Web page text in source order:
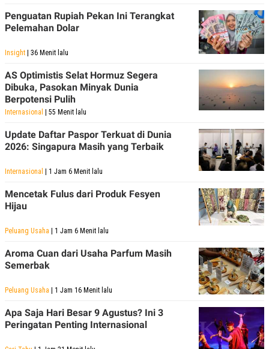
Penguatan Rupiah Pekan Ini Terangkat
Pelemahan Dolar
Insight | 36 Menit lalu
AS Optimistis Selat Hormuz Segera
Dibuka, Pasokan Minyak Dunia
Berpotensi Pulih
Internasional | 55 Menit lalu
Update Daftar Paspor Terkuat di Dunia
2026: Singapura Masih yang Terbaik
Internasional | 1 Jam 6 Menit lalu
Mencetak Fulus dari Produk Fesyen
Hijau
Peluang Usaha | 1 Jam 6 Menit lalu
Aroma Cuan dari Usaha Parfum Masih
Semerbak
Peluang Usaha | 1 Jam 16 Menit lalu
Apa Saja Hari Besar 9 Agustus? Ini 3
Peringatan Penting Internasional